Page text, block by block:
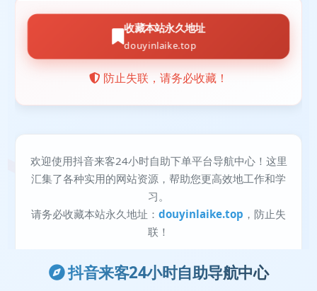
抖音来客24小时自助导航中心